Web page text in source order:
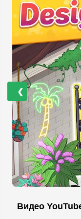
❮
Видео